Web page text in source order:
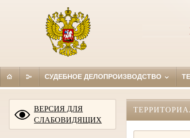
СУДЕБНОЕ ДЕЛОПРОИЗВОДСТВО
ВЕРСИЯ ДЛЯ
СЛАБОВИДЯЩИХ